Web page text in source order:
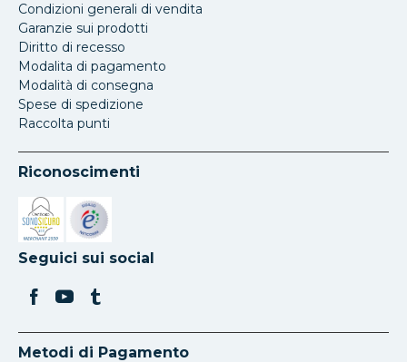
Condizioni generali di vendita
Garanzie sui prodotti
Diritto di recesso
Modalita di pagamento
Modalità di consegna
Spese di spedizione
Raccolta punti
Riconoscimenti
Si apre in una nuova scheda
Si apre in una nuova scheda
Seguici sui social
Metodi di Pagamento